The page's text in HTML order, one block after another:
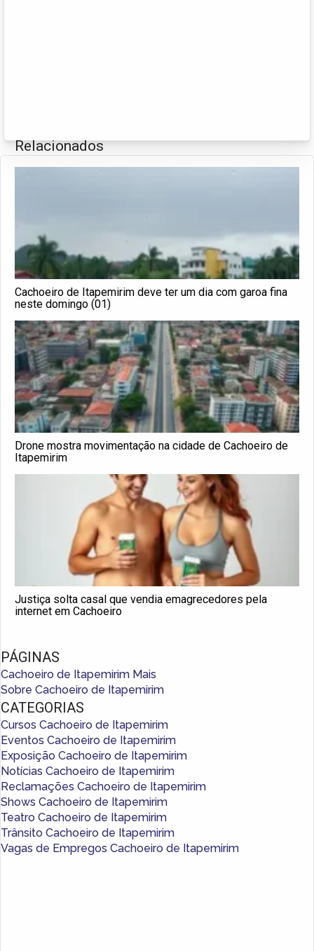
Relacionados
Cachoeiro de Itapemirim deve ter um dia com garoa fina
neste domingo (01)
Drone mostra movimentação na cidade de Cachoeiro de
Itapemirim
Justiça solta casal que vendia emagrecedores pela
internet em Cachoeiro
PÁGINAS
Cachoeiro de Itapemirim Mais
Sobre Cachoeiro de Itapemirim
CATEGORIAS
Cursos Cachoeiro de Itapemirim
Eventos Cachoeiro de Itapemirim
Exposição Cachoeiro de Itapemirim
Notícias Cachoeiro de Itapemirim
Reclamações Cachoeiro de Itapemirim
Shows Cachoeiro de Itapemirim
Teatro Cachoeiro de Itapemirim
Trânsito Cachoeiro de Itapemirim
Vagas de Empregos Cachoeiro de Itapemirim